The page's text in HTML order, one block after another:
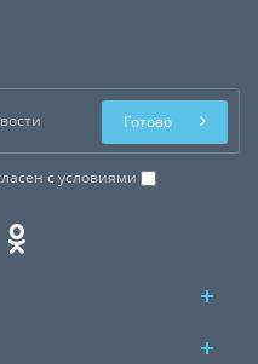
с условиями
Готово